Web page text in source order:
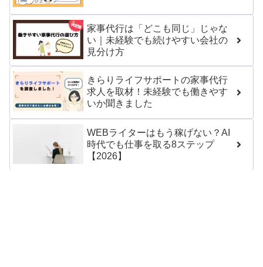
家事代行は「どこも同じ」じゃな
い｜未経験でも続けやすい会社の
見分け方
きらりライフサポートの家事代行
求人を取材！未経験でも働きやす
いか聞きました
WEBライターはもう稼げない？AI
時代でも仕事を取る8ステップ
【2026】